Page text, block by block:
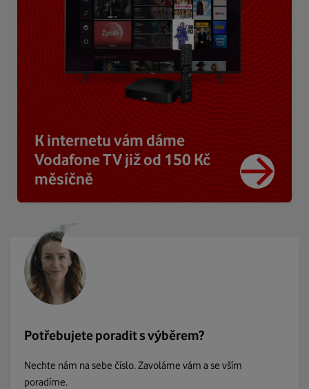
K internetu vám dáme
Vodafone TV již od 150 Kč
měsíčně
Potřebujete poradit s výběrem?
Nechte nám na sebe číslo. Zavoláme vám a se vším
poradíme.